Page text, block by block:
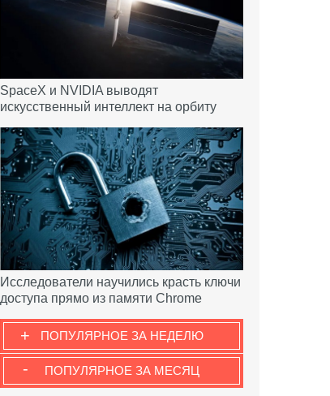
SpaceX и NVIDIA выводят
искусственный интеллект на орбиту
Исследователи научились красть ключи
доступа прямо из памяти Chrome
ПОПУЛЯРНОЕ ЗА НЕДЕЛЮ
+
ПОПУЛЯРНОЕ ЗА МЕСЯЦ
-